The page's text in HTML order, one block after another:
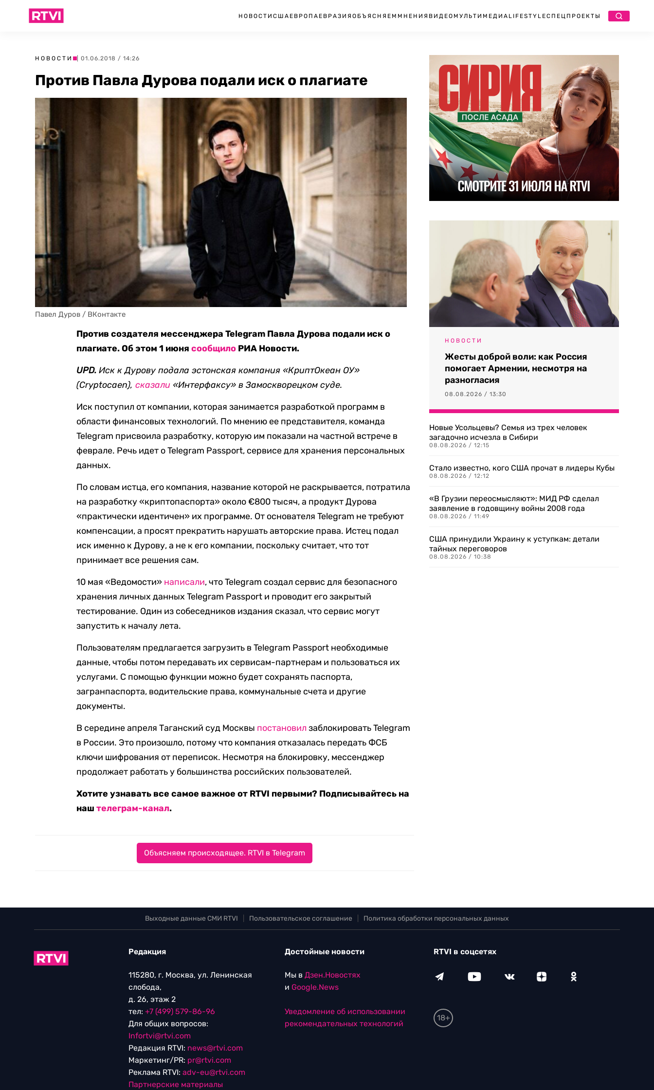
НОВОСТИ США ЕВРОПА ЕВРАЗИЯ ОБЪЯСНЯЕМ МНЕНИЯ ВИДЕО МУЛЬТИМЕДИА LIFESTYLEСПЕЦПРОЕКТЫ
НОВОСТИ | 01.06.2018 / 14:26
Против Павла Дурова подали иск о плагиате
Павел Дуров / ВКонтакте
Против создателя мессенджера Telegram Павла Дурова подали иск о
плагиате. Об этом 1 июнясообщило РИА Новости.
UPD. Иск к Дурову подала эстонская компания «КриптОкеан ОУ»
(Cryptocaen),сказали «Интерфаксу» в Замоскворецком суде.
Иск поступил от компании, которая занимается разработкой программ в
области финансовых технологий. По мнению ее представителя, команда
Telegram присвоила разработку, которую им показали на частной встрече в
феврале. Речь идет о Telegram Passport, сервисе для хранения персональных
данных.
По словам истца, его компания, название которой не раскрывается, потратила
на разработку «криптопаспорта» около €800 тысяч, а продукт Дурова
«практически идентичен» их программе. От основателя Telegram не требуют
компенсации, а просят прекратить нарушать авторские права. Истец подал
иск именно к Дурову, а не к его компании, поскольку считает, что тот
принимает все решения сам.
10 мая «Ведомости» написали, что Telegram создал сервис для безопасного
хранения личных данных Telegram Passport и проводит его закрытый
тестирование. Один из собеседников издания сказал, что сервис могут
запустить к началу лета.
Пользователям предлагается загрузить в Telegram Passport необходимые
данные, чтобы потом передавать их сервисам-партнерам и пользоваться их
услугами. С помощью функции можно будет сохранять паспорта,
загранпаспорта, водительские права, коммунальные счета и другие
документы.
В середине апреля Таганский суд Москвы постановил заблокировать Telegram
в России. Это произошло, потому что компания отказалась передать ФСБ
ключи шифрования от переписок. Несмотря на блокировку, мессенджер
продолжает работать у большинства российских пользователей.
Хотите узнавать все самое важное от RTVI первыми? Подписывайтесь на
наштелеграм-канал.
Объясняем происходящее. RTVI в Telegram
НОВОСТИ
Жесты доброй воли: как Россия
помогает Армении, несмотря на
разногласия
08.08.2026 / 13:30
Новые Усольцевы? Семья из трех человек
загадочно исчезла в Сибири
08.08.2026 / 12:15
Стало известно, кого США прочат в лидеры Кубы
08.08.2026 / 12:12
«В Грузии переосмысляют»: МИД РФ сделал
заявление в годовщину войны 2008 года
08.08.2026 / 11:49
США принудили Украину к уступкам: детали
тайных переговоров
08.08.2026 / 10:38
Выходные данные СМИ RTVI Пользовательское соглашение Политика обработки персональных данных
Редакция
115280, г. Москва, ул. Ленинская
слобода,
д. 26, этаж 2
тел: +7 (499) 579-86-96
Для общих вопросов:
Infortvi@rtvi.com
Редакция RTVI: news@rtvi.com
Маркетинг/PR: pr@rtvi.com
Реклама RTVI: adv-eu@rtvi.com
Партнерские материалы
Достойные новости
Мы в Дзен.Новостях
и Google.News
Уведомление об использовании
рекомендательных технологий
RTVI в соцсетях
18+